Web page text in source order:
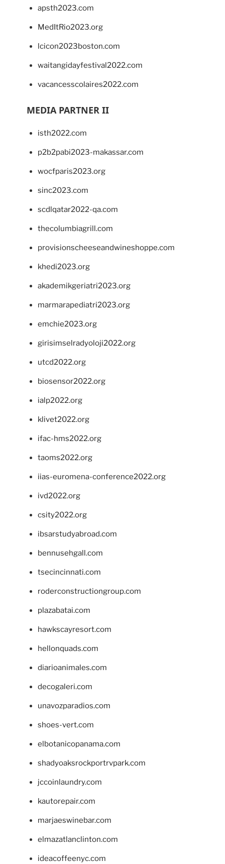
apsth2023.com
MedItRio2023.org
lcicon2023boston.com
waitangidayfestival2022.com
vacancesscolaires2022.com
MEDIA PARTNER II
isth2022.com
p2b2pabi2023-makassar.com
wocfparis2023.org
sinc2023.com
scdlqatar2022-qa.com
thecolumbiagrill.com
provisionscheeseandwineshoppe.com
khedi2023.org
akademikgeriatri2023.org
marmarapediatri2023.org
emchie2023.org
girisimselradyoloji2022.org
utcd2022.org
biosensor2022.org
ialp2022.org
klivet2022.org
ifac-hms2022.org
taoms2022.org
iias-euromena-conference2022.org
ivd2022.org
csity2022.org
ibsarstudyabroad.com
bennusehgall.com
tsecincinnati.com
roderconstructiongroup.com
plazabatai.com
hawkscayresort.com
hellonquads.com
diarioanimales.com
decogaleri.com
unavozparadios.com
shoes-vert.com
elbotanicopanama.com
shadyoaksrockportrvpark.com
jccoinlaundry.com
kautorepair.com
marjaeswinebar.com
elmazatlanclinton.com
ideacoffeenyc.com